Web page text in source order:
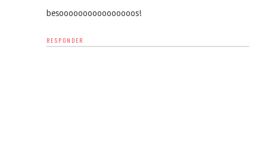
besoooooooooooooooos!
RESPONDER